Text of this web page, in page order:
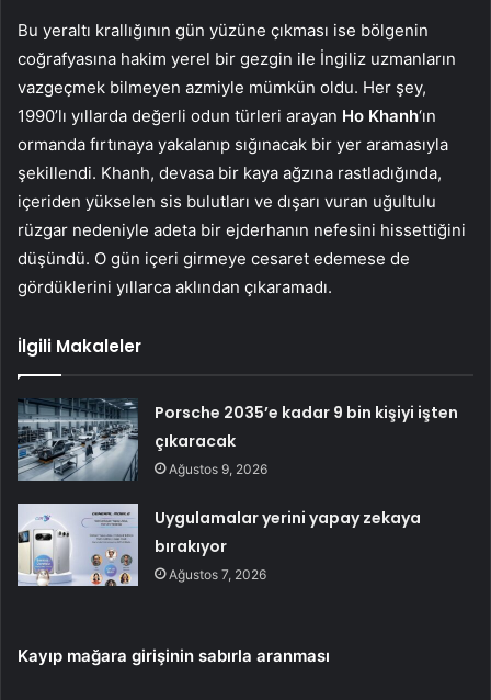
Bu yeraltı krallığının gün yüzüne çıkması ise bölgenin
coğrafyasına hakim yerel bir gezgin ile İngiliz uzmanların
vazgeçmek bilmeyen azmiyle mümkün oldu. Her şey,
1990’lı yıllarda değerli odun türleri arayan Ho Khanh‘ın
ormanda fırtınaya yakalanıp sığınacak bir yer aramasıyla
şekillendi. Khanh, devasa bir kaya ağzına rastladığında,
içeriden yükselen sis bulutları ve dışarı vuran uğultulu
rüzgar nedeniyle adeta bir ejderhanın nefesini hissettiğini
düşündü. O gün içeri girmeye cesaret edemese de
gördüklerini yıllarca aklından çıkaramadı.
İlgili Makaleler
Porsche 2035’e kadar 9 bin kişiyi işten
çıkaracak
Ağustos 9, 2026
Uygulamalar yerini yapay zekaya
bırakıyor
Ağustos 7, 2026
Kayıp mağara girişinin sabırla aranması